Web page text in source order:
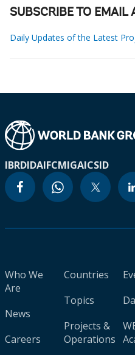
SUBSCRIBE TO EMAIL
Daily Updates of the Latest
IBRDIDAIFCMIGAICSID
Who We
Are
News
Careers
Countries
Topics
Projects &
Operations